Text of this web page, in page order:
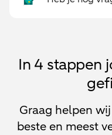
In 4 stappen
Graag helpen
beste en meest